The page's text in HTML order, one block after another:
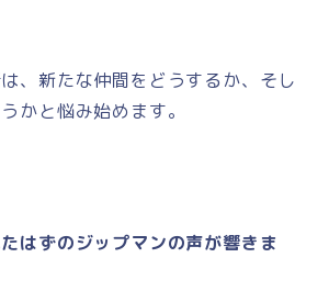
、新たな仲間をどうするか、そし
かと悩み始めます。
はずのジップマンの声が響きま